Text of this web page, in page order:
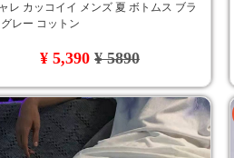
レ カッコイイ メンズ 夏 ボトムス ブラ
レー コットン
¥ 5,390¥ 5890